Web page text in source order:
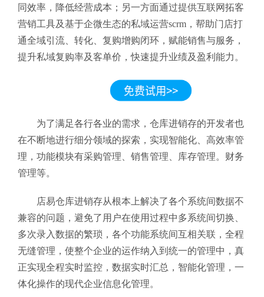
同效率，降低经营成本；另一方面通过提供互联网拓客
营销工具及基于企微生态的私域运营scrm，帮助门店打
通全域引流、转化、复购增购闭环，赋能销售与服务，
提升私域复购率及客单价，快速提升业绩及盈利能力。
为了满足各行各业的需求，仓库进销存的开发者也
在不断地进行细分领域的探索，实现智能化、高效率管
理，功能模块有采购管理、销售管理、库存管理。财务
管理等。
店易仓库进销存从根本上解决了各个系统间数据不
兼容的问题，避免了用户在使用过程中多系统间切换、
多次录入数据的繁琐，各个功能系统间互相关联，全程
无缝管理，使整个企业的运作纳入到统一的管理中，真
正实现全程实时监控，数据实时汇总，智能化管理，一
体化操作的现代企业信息化管理。